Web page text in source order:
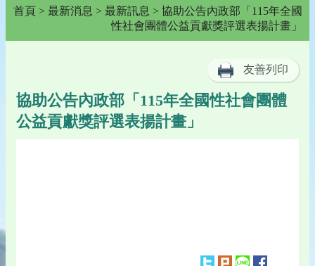
塊首頁 > 最新消息 > 最新訊息 > 協助公告內政部「115年全國
性社會團體公益貢獻獎評選表揚計畫」
友善列印
協助公告內政部「115年全國性社會團體
公益貢獻獎評選表揚計畫」